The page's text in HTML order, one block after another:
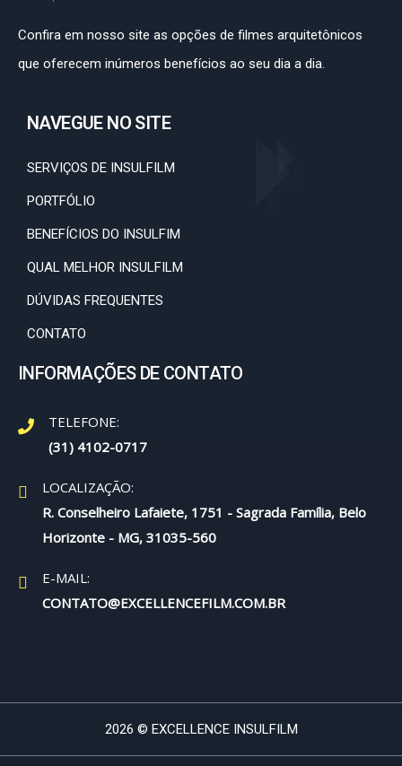
Confira em nosso site as opções de filmes arquitetônicos
que oferecem inúmeros benefícios ao seu dia a dia.
NAVEGUE NO SITE
SERVIÇOS DE INSULFILM
PORTFÓLIO
BENEFÍCIOS DO INSULFIM
QUAL MELHOR INSULFILM
DÚVIDAS FREQUENTES
CONTATO
INFORMAÇÕES DE CONTATO
TELEFONE:
(31) 4102-0717
LOCALIZAÇÃO:
R. Conselheiro Lafaiete, 1751 - Sagrada Família, Belo
Horizonte - MG, 31035-560
E-MAIL:
CONTATO@EXCELLENCEFILM.COM.BR
2026 © EXCELLENCE INSULFILM